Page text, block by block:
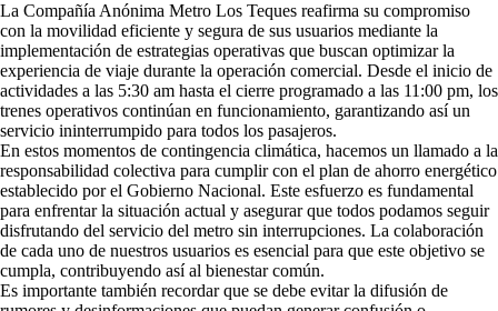
La Compañía Anónima Metro Los Teques reafirma su compromiso
con la movilidad eficiente y segura de sus usuarios mediante la
implementación de estrategias operativas que buscan optimizar la
experiencia de viaje durante la operación comercial. Desde el inicio de
actividades a las 5:30 am hasta el cierre programado a las 11:00 pm, los
trenes operativos continúan en funcionamiento, garantizando así un
servicio ininterrumpido para todos los pasajeros.
En estos momentos de contingencia climática, hacemos un llamado a la
responsabilidad colectiva para cumplir con el plan de ahorro energético
establecido por el Gobierno Nacional. Este esfuerzo es fundamental
para enfrentar la situación actual y asegurar que todos podamos seguir
disfrutando del servicio del metro sin interrupciones. La colaboración
de cada uno de nuestros usuarios es esencial para que este objetivo se
cumpla, contribuyendo así al bienestar común.
Es importante también recordar que se debe evitar la difusión de